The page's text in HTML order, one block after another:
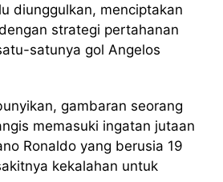
diunggulkan, menciptakan
strategi pertahanan
satunya gol Angelos
gambaran seorang
memasuki ingatan jutaan
Ronaldo yang berusia 19
kekalahan untuk